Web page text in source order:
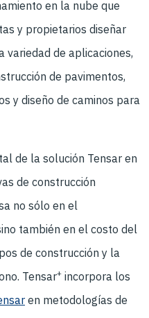
en la nube que
y propietarios diseñar
variedad de aplicaciones,
de pavimentos,
y diseño de caminos para
de la solución Tensar en
de construcción
no sólo en el
también en el costo del
de construcción y la
Tensar+ incorpora los
en metodologías de